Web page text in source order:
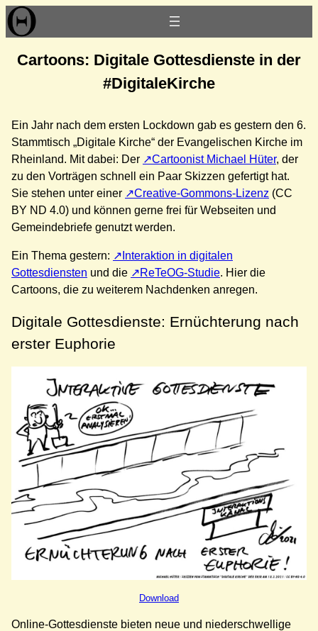
Zum
Inhalt
Cartoons: Digitale Gottesdienste in der
#DigitaleKirche
Ein Jahr nach dem ersten Lockdown gab es gestern den 6.
Stammtisch „Digitale Kirche“ der Evangelischen Kirche im
Rheinland. Mit dabei: Der
Cartoonist Michael Hüter, der
zu den Vorträgen schnell ein Paar Skizzen gefertigt hat.
Sie stehen unter einer
Creative-Gommons-Lizenz (CC
BY ND 4.0) und können gerne frei für Webseiten und
Gemeindebriefe genutzt werden.
Ein Thema gestern:
Interaktion in digitalen
Gottesdiensten und die ReTeOG-Studie. Hier die
Cartoons, die zu weiterem Nachdenken anregen.
Digitale Gottesdienste: Ernüchterung nach
erster Euphorie
Download
Online-Gottesdienste bieten neue und niederschwellige